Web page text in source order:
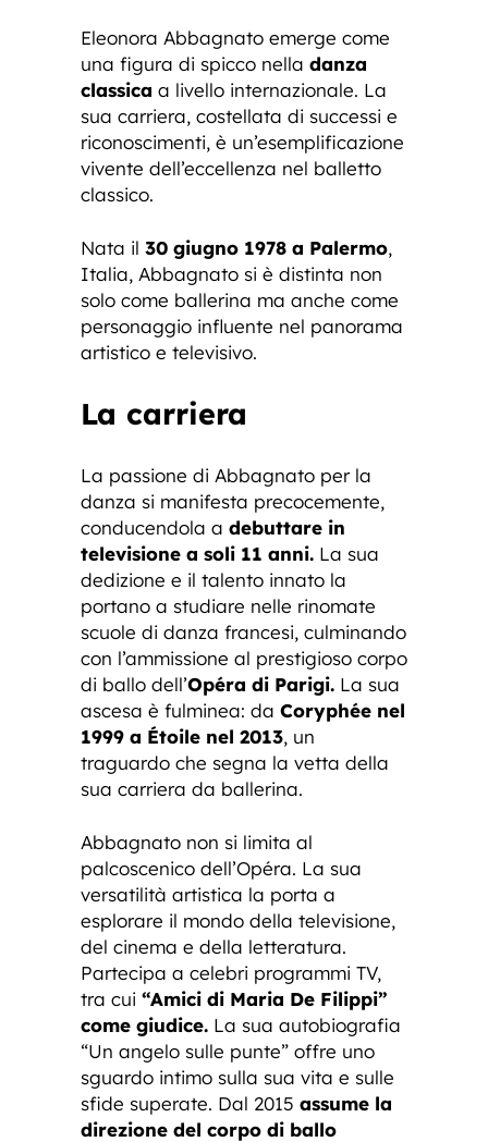
Eleonora Abbagnato emerge come
una figura di spicco nella danza
classica a livello internazionale. La
sua carriera, costellata di successi e
riconoscimenti, è un’esemplificazione
vivente dell’eccellenza nel balletto
classico.
Nata il 30 giugno 1978 a Palermo,
Italia, Abbagnato si è distinta non
solo come ballerina ma anche come
personaggio influente nel panorama
artistico e televisivo.
La carriera
La passione di Abbagnato per la
danza si manifesta precocemente,
conducendola a debuttare in
televisione a soli 11 anni. La sua
dedizione e il talento innato la
portano a studiare nelle rinomate
scuole di danza francesi, culminando
con l’ammissione al prestigioso corpo
di ballo dell’Opéra di Parigi. La sua
ascesa è fulminea: da Coryphée nel
1999 a Étoile nel 2013, un
traguardo che segna la vetta della
sua carriera da ballerina.
Abbagnato non si limita al
palcoscenico dell’Opéra. La sua
versatilità artistica la porta a
esplorare il mondo della televisione,
del cinema e della letteratura.
Partecipa a celebri programmi TV,
tra cui “Amici di Maria De Filippi”
come giudice. La sua autobiografia
“Un angelo sulle punte” offre uno
sguardo intimo sulla sua vita e sulle
sfide superate. Dal 2015 assume la
direzione del corpo di ballo